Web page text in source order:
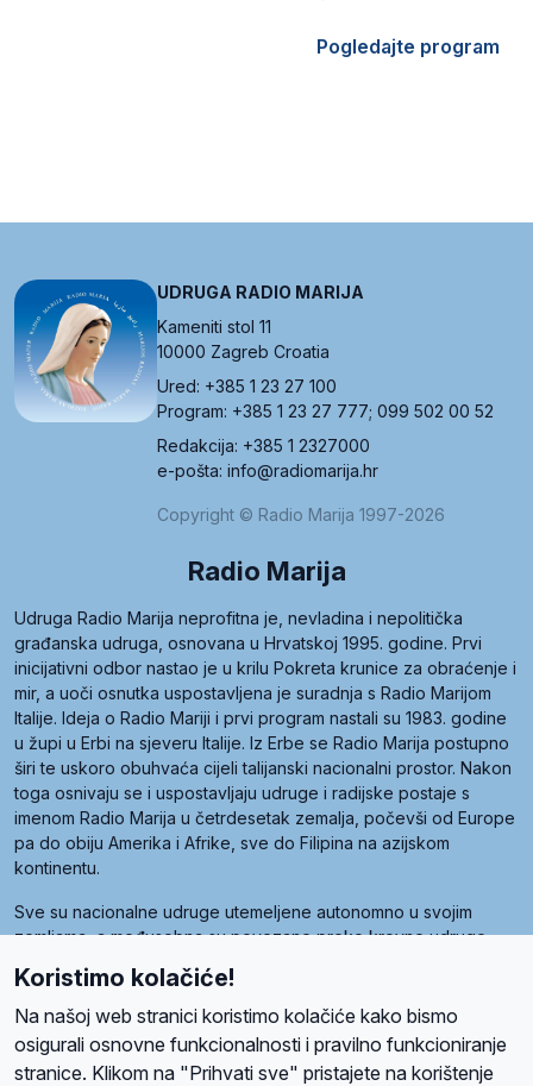
Pogledajte program
UDRUGA RADIO MARIJA
Kameniti stol 11
10000 Zagreb Croatia
Ured: +385 1 23 27 100
Program: +385 1 23 27 777; 099 502 00 52
Redakcija: +385 1 2327000
e-pošta: info@radiomarija.hr
Copyright © Radio Marija 1997-2026
Radio Marija
Udruga Radio Marija neprofitna je, nevladina i nepolitička
građanska udruga, osnovana u Hrvatskoj 1995. godine. Prvi
inicijativni odbor nastao je u krilu Pokreta krunice za obraćenje i
mir, a uoči osnutka uspostavljena je suradnja s Radio Marijom
Italije. Ideja o Radio Mariji i prvi program nastali su 1983. godine
u župi u Erbi na sjeveru Italije. Iz Erbe se Radio Marija postupno
širi te uskoro obuhvaća cijeli talijanski nacionalni prostor. Nakon
toga osnivaju se i uspostavljaju udruge i radijske postaje s
imenom Radio Marija u četrdesetak zemalja, počevši od Europe
pa do obiju Amerika i Afrike, sve do Filipina na azijskom
kontinentu.
Sve su nacionalne udruge utemeljene autonomno u svojim
zemljama, a međusobna su povezane preko krovne udruge
Radio Maria). Svjetsku obitelj utemeljilo je sedam članica, među
kojima je i hrvatska Udruga Radio Marija.
Koristimo kolačiće!
Na našoj web stranici koristimo kolačiće kako bismo
osigurali osnovne funkcionalnosti i pravilno funkcioniranje
stranice. Klikom na "Prihvati sve" pristajete na korištenje